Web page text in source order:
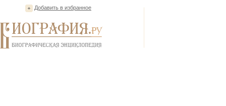
Добавить в избранное